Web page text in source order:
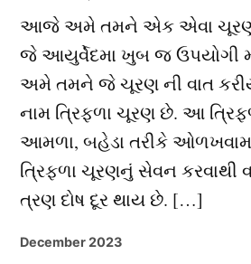
આજે અમે તમને એક એવા ચૂરણ
જે આયુર્વેદમા ખુબ જ ઉપયોગી
અમે તમને જે ચૂરણ ની વાત
નામ ત્રિફળા ચૂરણ છે. આ
આમળા, બહેડા તરીકે
ત્રિફળા ચૂરણનું સેવન કરવાથી
ત્રણ દોષ દૂર થાય છે. […]
December 2023